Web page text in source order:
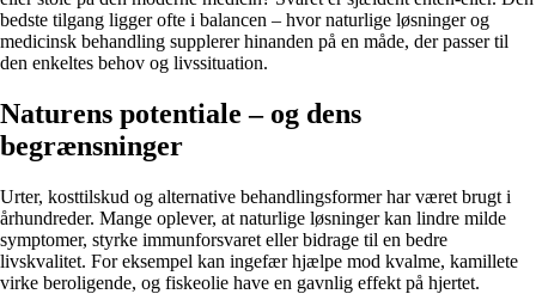
bedste tilgang ligger ofte i balancen – hvor naturlige løsninger og
medicinsk behandling supplerer hinanden på en måde, der passer til
den enkeltes behov og livssituation.
Naturens potentiale – og dens
begrænsninger
Urter, kosttilskud og alternative behandlingsformer har været brugt i
århundreder. Mange oplever, at naturlige løsninger kan lindre milde
symptomer, styrke immunforsvaret eller bidrage til en bedre
livskvalitet. For eksempel kan ingefær hjælpe mod kvalme, kamillete
virke beroligende, og fiskeolie have en gavnlig effekt på hjertet.